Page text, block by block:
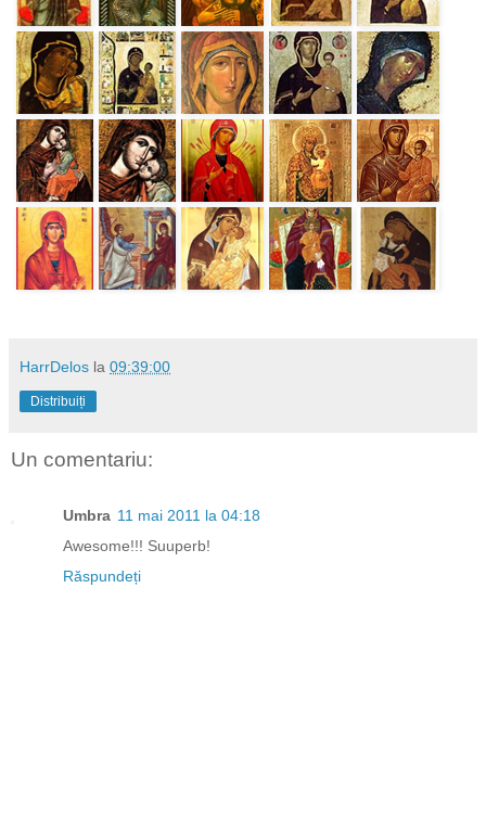
HarrDelos la 09:39:00
Distribuiți
Un comentariu:
Umbra 11 mai 2011 la 04:18
Awesome!!! Suuperb!
Răspundeți